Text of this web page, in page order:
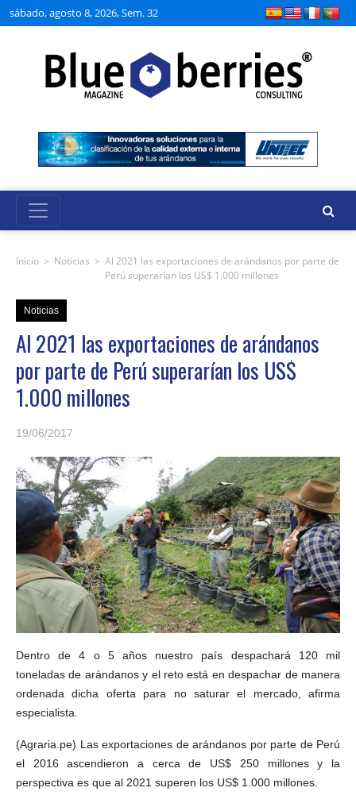
sábado, agosto 8, 2026, Sem. 32
Inicio > Noticias > Al 2021 las exportaciones de arándanos por parte de
Perú superarían los US$ 1.000 millones
Noticias
Al 2021 las exportaciones de arándanos
por parte de Perú superarían los US$
1.000 millones
19/06/2017
Dentro de 4 o 5 años nuestro país despachará 120 mil
toneladas de arándanos y el reto está en despachar de manera
ordenada dicha oferta para no saturar el mercado, afirma
especialista.
(Agraria.pe) Las exportaciones de arándanos por parte de Perú
el 2016 ascendieron a cerca de US$ 250 millones y la
perspectiva es que al 2021 superen los US$ 1.000 millones.